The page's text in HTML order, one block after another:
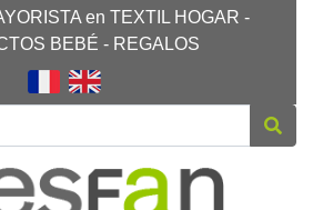
en TEXTIL HOGAR -
BEBÉ - REGALOS